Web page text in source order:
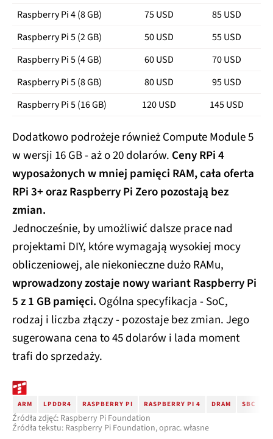
Raspberry Pi 4 (8 GB)
75 USD
85 USD
Raspberry Pi 5 (2 GB)
50 USD
55 USD
Raspberry Pi 5 (4 GB)
60 USD
70 USD
Raspberry Pi 5 (8 GB)
80 USD
95 USD
Raspberry Pi 5 (16 GB)
120 USD 145 USD
Dodatkowo podrożeje również Compute Module 5
w wersji 16 GB - aż o 20 dolarów. Ceny RPi 4
wyposażonych w mniej pamięci RAM, cała oferta
RPi 3+ oraz Raspberry Pi Zero pozostają bez
zmian.
Jednocześnie, by umożliwić dalsze prace nad
projektami DIY, które wymagają wysokiej mocy
obliczeniowej, ale niekonieczne dużo RAMu,
wprowadzony zostaje nowy wariant Raspberry Pi
5 z 1 GB pamięci. Ogólna specyfikacja - SoC,
rodzaj i liczba złączy - pozostaje bez zmian. Jego
sugerowana cena to 45 dolarów i lada moment
trafi do sprzedaży.
ARM LPDDR4 RASPBERRY PI RASPBERRY PI 4 DRAM SBC
Źródła zdjęć: Raspberry Pi Foundation
Źródła tekstu: Raspberry Pi Foundation, oprac. własne